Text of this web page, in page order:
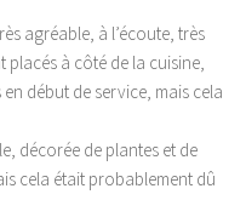
agréable, à l’écoute, très
placés à côté de la cuisine,
début de service, mais cela
décorée de plantes et de
cela était probablement dû